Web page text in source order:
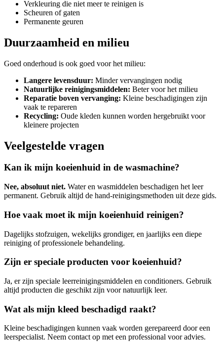
Verkleuring die niet meer te reinigen is
Scheuren of gaten
Permanente geuren
Duurzaamheid en milieu
Goed onderhoud is ook goed voor het milieu:
Langere levensduur: Minder vervangingen nodig
Natuurlijke reinigingsmiddelen: Beter voor het milieu
Reparatie boven vervanging: Kleine beschadigingen zijn
vaak te repareren
Recycling: Oude kleden kunnen worden hergebruikt voor
kleinere projecten
Veelgestelde vragen
Kan ik mijn koeienhuid in de wasmachine?
Nee, absoluut niet. Water en wasmiddelen beschadigen het leer
permanent. Gebruik altijd de hand-reinigingsmethoden uit deze gids.
Hoe vaak moet ik mijn koeienhuid reinigen?
Dagelijks stofzuigen, wekelijks grondiger, en jaarlijks een diepe
reiniging of professionele behandeling.
Zijn er speciale producten voor koeienhuid?
Ja, er zijn speciale leerreinigingsmiddelen en conditioners. Gebruik
altijd producten die geschikt zijn voor natuurlijk leer.
Wat als mijn kleed beschadigd raakt?
Kleine beschadigingen kunnen vaak worden gerepareerd door een
leerspecialist. Neem contact op met een professional voor advies.